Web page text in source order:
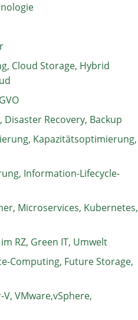
Cloud Storage, Hybrid
Recovery, Backup
Kapazitätsoptimierung,
Information-Lifecycle-
Microservices, Kubernetes,
RZ, Green IT, Umwelt
Computing, Future Storage,
VMware,vSphere,